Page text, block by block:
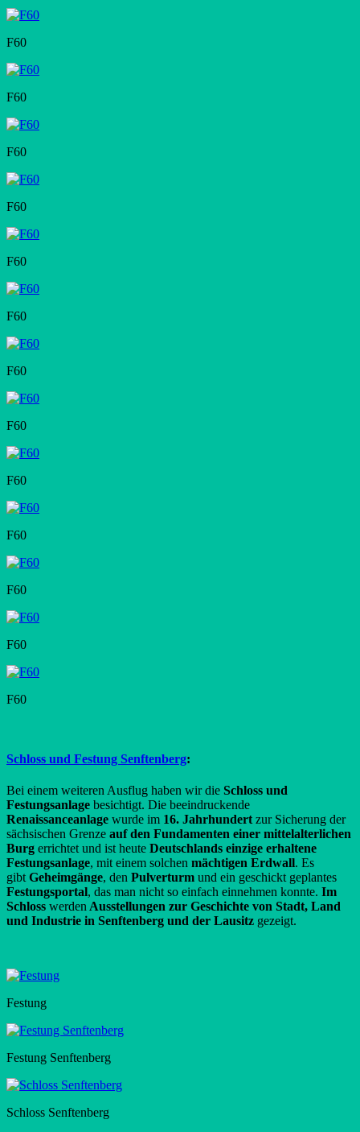
F60
F60
F60
F60
F60
F60
F60
F60
F60
F60
F60
F60
F60
Schloss und Festung Senftenberg:
Bei einem weiteren Ausflug haben wir die Schloss und
Festungsanlage besichtigt. Die beeindruckende
Renaissanceanlage wurde im 16. Jahrhundert zur Sicherung der
sächsischen Grenze auf den Fundamenten einer mittelalterlichen
Burg errichtet und ist heute Deutschlands einzige erhaltene
Festungsanlage, mit einem solchen mächtigen Erdwall. Es
gibt Geheimgänge, den Pulverturm und ein geschickt geplantes
Festungsportal, das man nicht so einfach einnehmen konnte. Im
Schloss werden Ausstellungen zur Geschichte von Stadt, Land
und Industrie in Senftenberg und der Lausitz gezeigt.
Festung
Festung Senftenberg
Schloss Senftenberg